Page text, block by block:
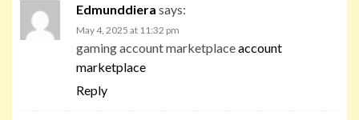
Edmunddiera says:
May 4, 2025 at 11:32 pm
gaming account marketplaceaccount
marketplace
Reply